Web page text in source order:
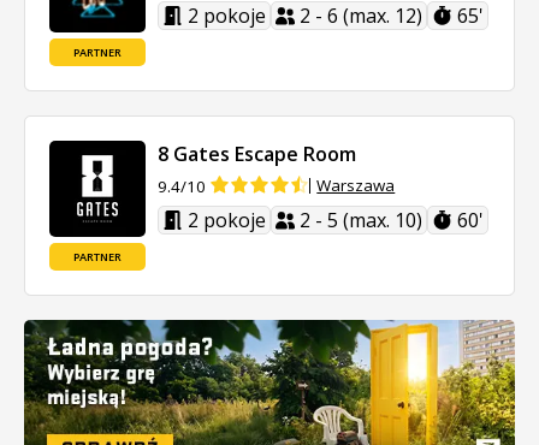
PARTNER
2 pokoje 2 - 6 (max. 12) 65'
PARTNER
8 Gates Escape Room
9.4/10 Warszawa
2 pokoje 2 - 5 (max. 10) 60'